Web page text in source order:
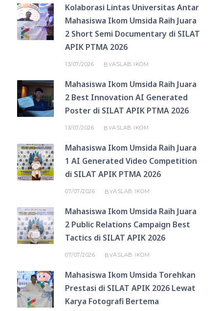
Kolaborasi Lintas Universitas Antar
Mahasiswa Ikom Umsida Raih Juara
2 Short Semi Documentary di SILAT
APIK PTMA 2026
13/07/2026 BYASLAB IKOM
Mahasiswa Ikom Umsida Raih Juara
2 Best Innovation AI Generated
Poster di SILAT APIK PTMA 2026
13/07/2026 BYASLAB IKOM
Mahasiswa Ikom Umsida Raih Juara
1 AI Generated Video Competition
di SILAT APIK PTMA 2026
07/07/2026 BYASLAB IKOM
Mahasiswa Ikom Umsida Raih Juara
2 Public Relations Campaign Best
Tactics di SILAT APIK 2026
07/07/2026 BYASLAB IKOM
Mahasiswa Ikom Umsida Torehkan
Prestasi di SILAT APIK 2026 Lewat
Karya Fotografi Bertema